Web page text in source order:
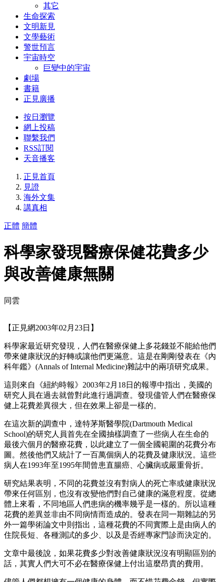
其它
生命探索
文明新見
文學藝術
警世預言
宇宙時空
巨變中的宇宙
劇場
書籍
正見廣播
按日瀏覽
網上投稿
聯繫我們
RSS訂閱
天音播客
正見首頁
見證
海外文集
講真相
正體 簡體
科學家發現醫療保健花費多少
與改善健康無關
同雲
【正見網2003年02月23日】
科學家最近研究發現，人們在醫療保健上多花錢並不能給他們
帶來健康狀況的好轉或讓他們更滿意。這是在剛剛發表在《內
科年鑑》(Annals of Internal Medicine)雜誌中的兩項研究成果。
這則來自《紐約時報》2003年2月18日的報導中指出，美國的
研究人員在過去就曾對此進行過調查。發現儘管人們在醫療保
健上花費差異很大，但在效果上卻是一樣的。
在這次新的調查中，達特茅斯醫學院(Dartmouth Medical
School)的研究人員首先在全國抽樣調查了一些病人在生命的
最後六個月的醫療花費，以此建立了一個全國範圍的花費分布
圖。然後他們又統計了一百萬個病人的花費及健康狀況。這些
病人在1993年至1995年間曾患直腸癌、心臟病或嚴重骨折。
研究結果表明，不同的花費並沒有對病人的死亡率或健康狀況
帶來任何區別，也沒有改變他們對自己健康的滿意程度。從總
體上來看，不同地區人們患病的機率幾乎是一樣的。所以這種
花費的差異並非由不同病情而造成的。發表在同一期雜誌的另
外一篇學術論文中則指出，這種花費的不同實際上是由病人的
住院長短、各種測試的多少、以及是否經專家門診而決定的。
文章中最後說，如果花費多少對改善健康狀況沒有明顯區別的
話，其實人們大可不必在醫療保健上付出這麼昂貴的費用。